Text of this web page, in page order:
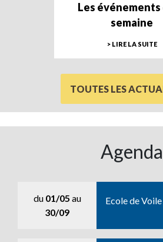
Les événements
semaine
> LIRE LA SUITE
TOUTES LES
Agenda
du 01/05 au
30/09
Ecole de